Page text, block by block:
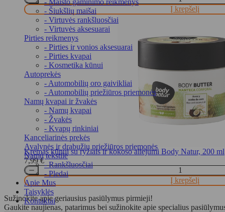
- Maisto gaminimo reikmenys
- Šiukšlių maišai
- Virtuvės rankšluosčiai
- Virtuvės aksesuarai
Pirties reikmenys
- Pirties ir vonios aksesuarai
- Pirties kvapai
- Kosmetika kūnui
Autoprekės
- Automobilių oro gaivikliai
- Automobilių priežiūros priemonės
Namų kvapai ir žvakės
- Namų kvapai
- Žvakės
- Kvapų rinkiniai
Kanceliarinės prekės
Avalynės ir drabužių priežiūros priemonės
Namų tekstilė
- Rankšluosčiai
- Pledai
Apie Mus
Taisyklės
Kontaktai
Į krepšelį
Kremas kūnui su ryžiais ir kokoso aliejumi Body Natur, 200 ml
7,99€
Į krepšelį
Sužinokite apie geriausius pasiūlymus pirmieji!
Gaukite naujienas, patarimus bei sužinokite apie specialius